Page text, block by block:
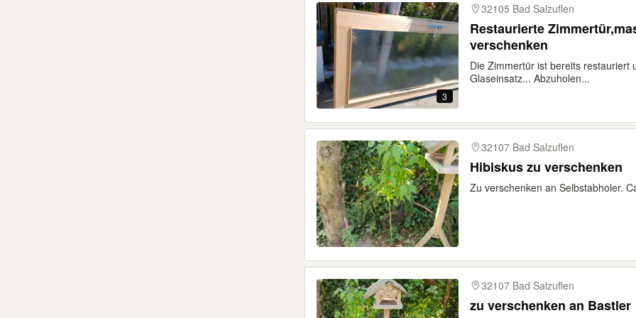
3
32105 Bad Salzuflen
Restaurierte
verschenken
Die Zimmertür ist bereits restauriert
Glaseinsatz... Abzuholen...
32107 Bad Salzuflen
Hibiskus zu verschenken
Zu verschenken an Selbstabholer.
32107 Bad Salzuflen
zu verschenken an Bastler